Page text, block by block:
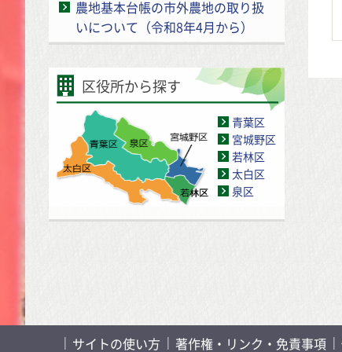
農地基本台帳の市外農地の取り扱
いについて（令和8年4月から）
区役所から探す
青葉区
宮城野区
若林区
太白区
泉区
サイトの使い方 著作権・リンク・免責事項